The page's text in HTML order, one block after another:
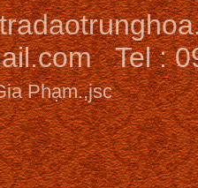
Tel :
Phạm.,jsc